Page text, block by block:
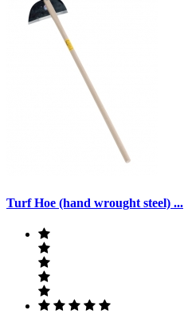
Turf Hoe (hand wrought steel) ...